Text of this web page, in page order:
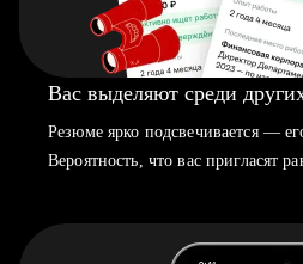
Вас выделяют среди
Резюме ярко подсвечивается —
Вероятность, что вас пригласят